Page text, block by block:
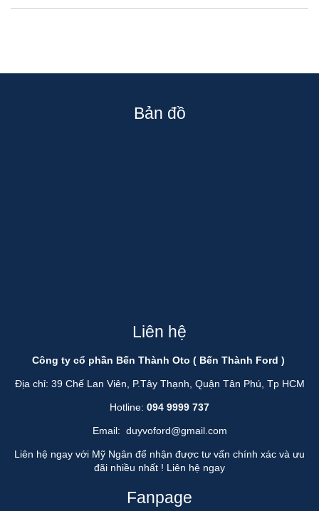
Bản đồ
Liên hệ
Công ty cổ phần Bến Thành Oto ( Bến Thành Ford )
Địa chỉ: 39 Chế Lan Viên, P.Tây Thạnh, Quận Tân Phú, Tp HCM
Hotline: 094 9999 737
Email: duyvoford@gmail.com
Liên hệ ngay với Mỹ Ngân để nhận được tư vấn chính xác và ưu
đãi nhiều nhất ! Liên hệ ngay
Fanpage